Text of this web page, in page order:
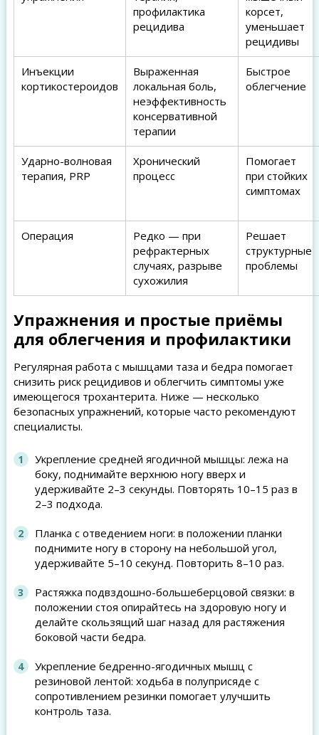
профилактика
рецидива
корсет,
уменьшает
рецидивы
Инъекции
кортикостероидов
Выраженная
локальная боль,
неэффективность
консервативной
терапии
Быстрое
облегчение
Ударно-волновая
терапия, PRP
Хронический
процесс
Помогает
при стойких
симптомах
Операция
Редко — при
рефрактерных
случаях, разрыве
сухожилия
Решает
структурные
проблемы
Упражнения и простые приёмы
для облегчения и профилактики
Регулярная работа с мышцами таза и бедра помогает
снизить риск рецидивов и облегчить симптомы уже
имеющегося трохантерита. Ниже — несколько
безопасных упражнений, которые часто рекомендуют
специалисты.
Укрепление средней ягодичной мышцы: лежа на
боку, поднимайте верхнюю ногу вверх и
удерживайте 2–3 секунды. Повторять 10–15 раз в
2–3 подхода.
Планка с отведением ноги: в положении планки
поднимите ногу в сторону на небольшой угол,
удерживайте 5–10 секунд. Повторить 8–10 раз.
Растяжка подвздошно-большеберцовой связки: в
положении стоя опирайтесь на здоровую ногу и
делайте скользящий шаг назад для растяжения
боковой части бедра.
Укрепление бедренно-ягодичных мышц с
резиновой лентой: ходьба в полуприсяде с
сопротивлением резинки помогает улучшить
контроль таза.